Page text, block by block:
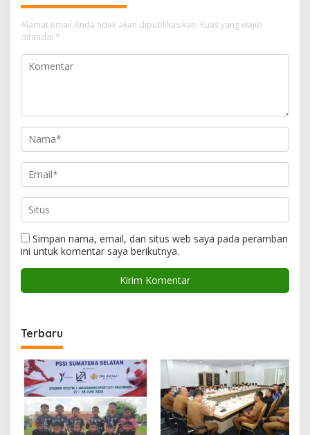
Alamat email Anda tidak akan dipublikasikan. Ruas yang wajib
ditandai *
Simpan nama, email, dan situs web saya pada peramban
ini untuk komentar saya berikutnya.
Terbaru